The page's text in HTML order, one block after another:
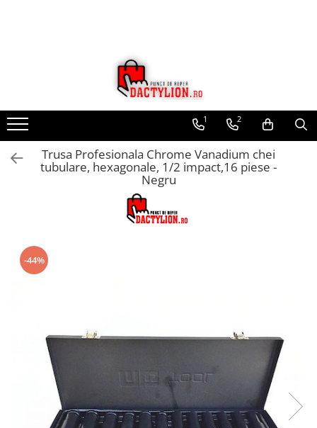
1 2
Trusa Profesionala Chrome Vanadium chei
tubulare, hexagonale, 1/2 impact,16 piese -
Negru
-44%